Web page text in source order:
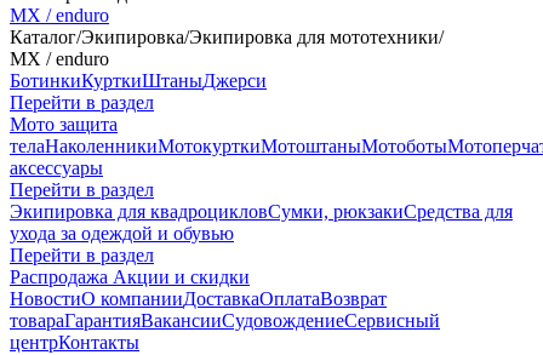
MX / enduro
Каталог/Экипировка/Экипировка для мототехники/
MX / enduro
БотинкиКурткиШтаныДжерси
Перейти в раздел
Мото защита
телаНаколенникиМотокурткиМотоштаныМотоботы
аксессуары
Перейти в раздел
Экипировка для квадроцикловСумки, рюкзакиСредства для
ухода за одеждой и обувью
Перейти в раздел
Распродажа Акции и скидки
НовостиО компанииДоставкаОплатаВозврат
товараГарантияВакансииСудовождениеСервисный
центрКонтакты